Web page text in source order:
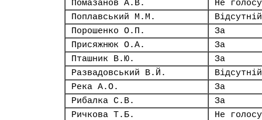
Помазанов А.В.
Не
Поплавський М.М.
Відсутній
Порошенко О.П.
За
Присяжнюк О.А.
За
Пташник В.Ю.
За
Развадовський В.Й.
Відсутній
Река А.О.
За
Рибалка С.В.
За
Ричкова Т.Б.
Не